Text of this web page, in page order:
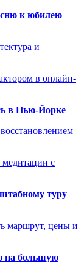
к юбилею
и
в онлайн-
в Нью-Йорке
с
туру
маршрут, цены и
на большую